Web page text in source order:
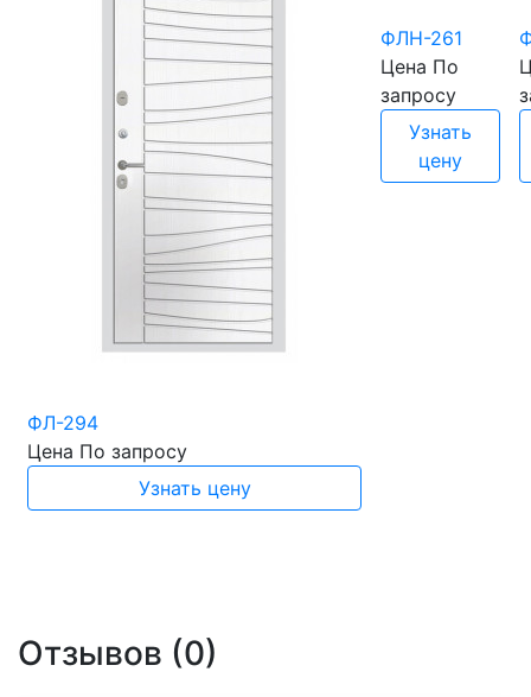
ФЛ-294
Цена По запросу
Узнать цену
ФЛН-261
Цена По
запросу
Узнать
цену
Отзывов (0)